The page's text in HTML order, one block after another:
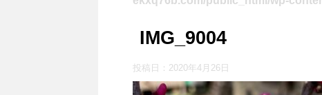
IMG_9004
投稿日： 2020年4月26日